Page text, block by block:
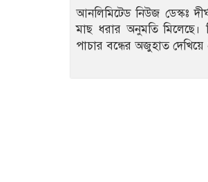
আনলিমিটেড নিউজ ডেস্কঃ
মাছ ধরার অনুমতি
পাচার বন্ধের অজুহাত